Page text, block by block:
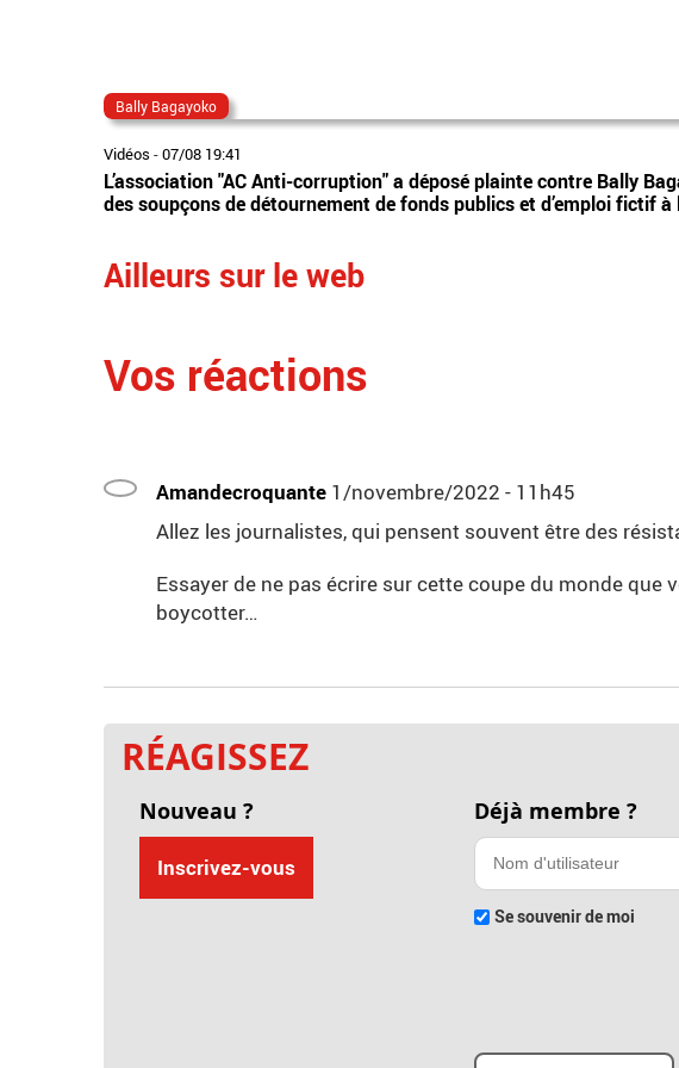
Bally Bagayoko
Vidéos -07/08 19:41
L’association "AC Anti-corruption" a déposé plainte contre Bally
des soupçons de détournement de fonds publics et d’emploi fictif à
Ailleurs sur le web
Vos réactions
Amandecroquante 1/novembre/2022 - 11h45
Allez les journalistes, qui pensent souvent être des
Essayer de ne pas écrire sur cette coupe du monde que
boycotter…
RÉAGISSEZ
Nouveau ?
Inscrivez-vous
Déjà membre ?
Se souvenir de moi